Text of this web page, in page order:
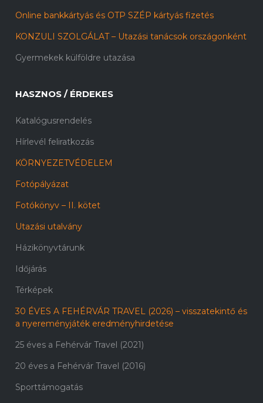
Online bankkártyás és OTP SZÉP kártyás fizetés
KONZULI SZOLGÁLAT – Utazási tanácsok országonként
Gyermekek külföldre utazása
HASZNOS / ÉRDEKES
Katalógusrendelés
Hírlevél feliratkozás
KÖRNYEZETVÉDELEM
Fotópályázat
Fotókönyv – II. kötet
Utazási utalvány
Házikönyvtárunk
Időjárás
Térképek
30 ÉVES A FEHÉRVÁR TRAVEL (2026) – visszatekintő és
a nyereményjáték eredményhirdetése
25 éves a Fehérvár Travel (2021)
20 éves a Fehérvár Travel (2016)
Sporttámogatás